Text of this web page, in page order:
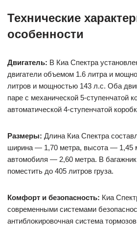
Технические
особенности
Двигатель: В Киа Спектра
двигатели объемом 1.6 литра и
литров и мощностью 143 л.с. Оба
паре с механической 5-ступенчатой
автоматической 4-ступенчатой
Размеры: Длина Киа Спектра
ширина — 1,70 метра, высота — 1,45
автомобиля — 2,60 метра. В
поместить до 405 литров груза.
Комфорт и безопасность: Киа
современными системами
антиблокировочная система